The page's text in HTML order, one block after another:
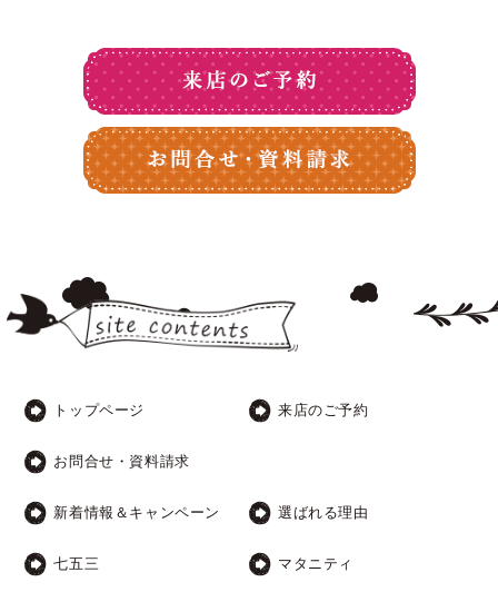
トップページ 来店のご予約
お問合せ・資料請求
新着情報＆キャンペーン 選ばれる理由
七五三 マタニティ